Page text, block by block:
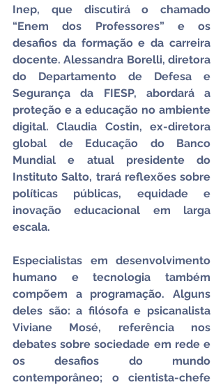
Inep, que discutirá o chamado
“Enem dos Professores” e os
desafios da formação e da carreira
docente. Alessandra Borelli, diretora
do Departamento de Defesa e
Segurança da FIESP, abordará a
proteção e a educação no ambiente
digital. Claudia Costin, ex-diretora
global de Educação do Banco
Mundial e atual presidente do
Instituto Salto, trará reflexões sobre
políticas públicas, equidade e
inovação educacional em larga
escala.
Especialistas em desenvolvimento
humano e tecnologia também
compõem a programação. Alguns
deles são: a filósofa e psicanalista
Viviane Mosé, referência nos
debates sobre sociedade em rede e
os desafios do mundo
contemporâneo; o cientista-chefe